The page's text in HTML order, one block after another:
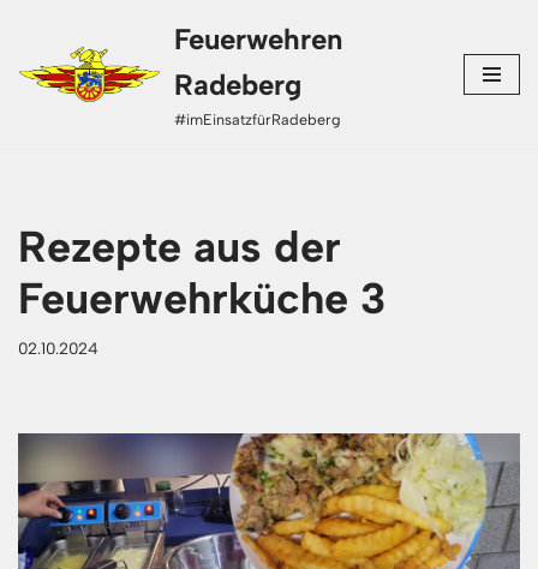
Zum
Inhalt
Feuerwehren
Radeberg
#imEinsatzfürRadeberg
Rezepte aus der
Feuerwehrküche 3
02.10.2024